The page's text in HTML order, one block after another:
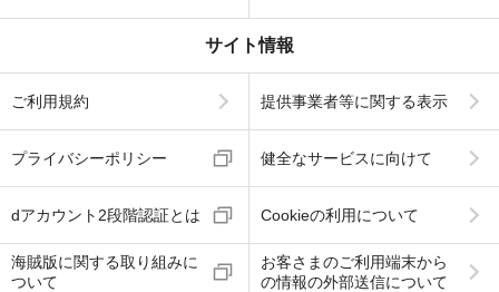
サイト情報
ご利用規約 提供事業者等に関する表示
プライバシーポリシー 健全なサービスに向けて
dアカウント2段階認証とは Cookieの利用について
海賊版に関する取り組みに
ついて
お客さまのご利用端末から
の情報の外部送信について